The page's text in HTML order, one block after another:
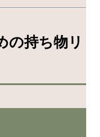
の持ち物リ